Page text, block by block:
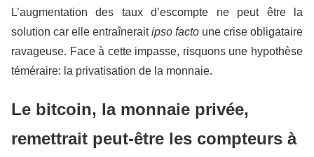
L’augmentation des taux d’escompte ne peut être la
solution car elle entraîneraitipso facto une crise obligataire
ravageuse. Face à cette impasse, risquons une hypothèse
téméraire: la privatisation de la monnaie.
Le bitcoin, la monnaie privée,
remettrait peut-être les compteurs à